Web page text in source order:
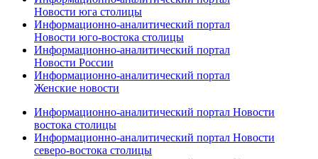
Новости юга столицы
Информационно-аналитический портал
Новости юго-востока столицы
Информационно-аналитический портал
Новости России
Информационно-аналитический портал
Женские новости
Информационно-аналитический портал Новости
востока столицы
Информационно-аналитический портал Новости
северо-востока столицы